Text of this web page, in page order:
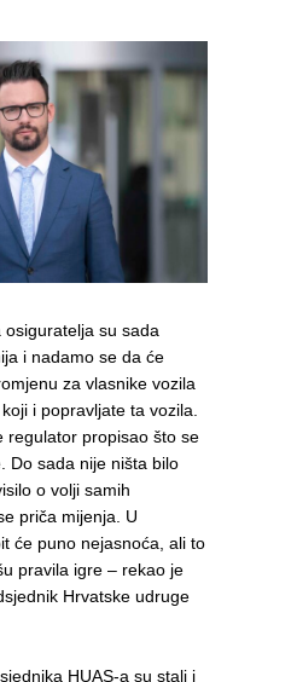
su sada
i nadamo se da će
za vlasnike vozila
i popravljate ta vozila.
regulator propisao što se
Do sada nije ništa bilo
o volji samih
priča mijenja. U
će puno nejasnoća, ali to
pravila igre – rekao je
Hrvatske udruge
HUAS-a su stali i